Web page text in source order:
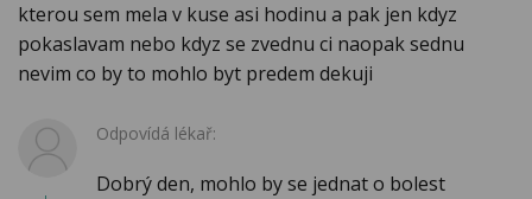
kterou sem mela v kuse asi hodinu a pak jen kdyz
pokaslavam nebo kdyz se zvednu ci naopak sednu
nevim co by to mohlo byt predem dekuji
Odpovídá lékař:
Dobrý den, mohlo by se jednat o bolest